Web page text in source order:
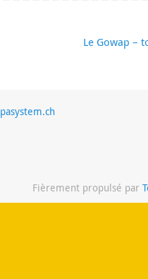
Le Gowap –
pasystem.ch
Fièrement propulsé par